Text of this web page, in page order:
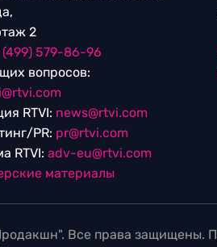
2
(499) 579-86-96
вопросов:
RTVI: news@rtvi.com
PR: pr@rtvi.com
RTVI: adv-eu@rtvi.com
материалы
Все права защищены.